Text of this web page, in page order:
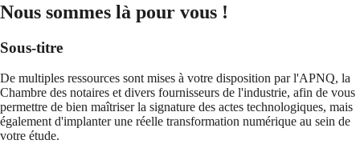
Nous sommes là pour vous !
Sous-titre
De multiples ressources sont mises à votre disposition par l'APNQ, la
Chambre des notaires et divers fournisseurs de l'industrie, afin de vous
permettre de bien maîtriser la signature des actes technologiques, mais
également d'implanter une réelle transformation numérique au sein de
votre étude.